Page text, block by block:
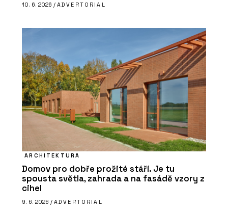
10. 6. 2026 / ADVERTORIAL
ARCHITEKTURA
Domov pro dobře prožité stáří. Je tu
spousta světla, zahrada a na fasádě vzory z
cihel
9. 6. 2026 / ADVERTORIAL